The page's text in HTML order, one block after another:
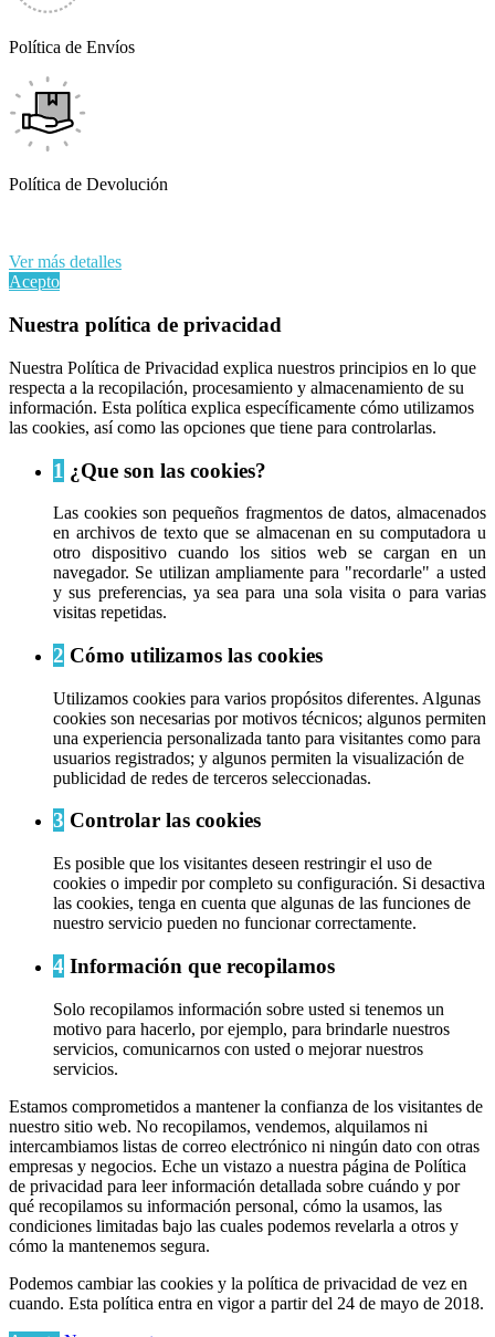
Política de Envíos
Política de Devolución
Ver más detalles
Acepto
Nuestra política de privacidad
Nuestra Política de Privacidad explica nuestros principios en lo que
respecta a la recopilación, procesamiento y almacenamiento de su
información. Esta política explica específicamente cómo utilizamos
las cookies, así como las opciones que tiene para controlarlas.
1 ¿Que son las cookies?
Las cookies son pequeños fragmentos de datos, almacenados
en archivos de texto que se almacenan en su computadora u
otro dispositivo cuando los sitios web se cargan en un
navegador. Se utilizan ampliamente para "recordarle" a usted
y sus preferencias, ya sea para una sola visita o para varias
visitas repetidas.
2 Cómo utilizamos las cookies
Utilizamos cookies para varios propósitos diferentes. Algunas
cookies son necesarias por motivos técnicos; algunos permiten
una experiencia personalizada tanto para visitantes como para
usuarios registrados; y algunos permiten la visualización de
publicidad de redes de terceros seleccionadas.
3 Controlar las cookies
Es posible que los visitantes deseen restringir el uso de
cookies o impedir por completo su configuración. Si desactiva
las cookies, tenga en cuenta que algunas de las funciones de
nuestro servicio pueden no funcionar correctamente.
4 Información que recopilamos
Solo recopilamos información sobre usted si tenemos un
motivo para hacerlo, por ejemplo, para brindarle nuestros
servicios, comunicarnos con usted o mejorar nuestros
servicios.
Estamos comprometidos a mantener la confianza de los visitantes de
nuestro sitio web. No recopilamos, vendemos, alquilamos ni
intercambiamos listas de correo electrónico ni ningún dato con otras
empresas y negocios. Eche un vistazo a nuestra página de Política
de privacidad para leer información detallada sobre cuándo y por
qué recopilamos su información personal, cómo la usamos, las
condiciones limitadas bajo las cuales podemos revelarla a otros y
cómo la mantenemos segura.
Podemos cambiar las cookies y la política de privacidad de vez en
cuando. Esta política entra en vigor a partir del 24 de mayo de 2018.